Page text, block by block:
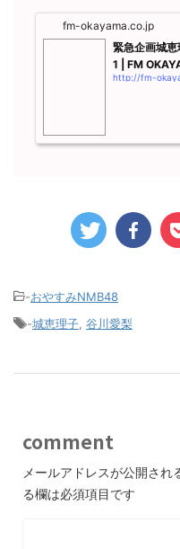
fm-okayama.co.jp
緊急企画城
1 | FM
-おやすみNMB48
-城恵理子 谷川愛梨
comment
メールアドレスが公開され
る欄は必須項目です